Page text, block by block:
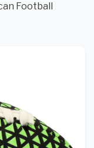
Football